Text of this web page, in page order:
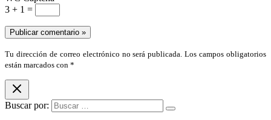
3 + 1 =
Tu dirección de correo electrónico no será publicada. Los campos obligatorios
están marcados con *
Buscar por: